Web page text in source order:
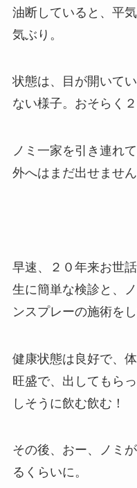
油断していると、平
気ぶり。
状態は、目が開いて
ない様子。おそらく
ノミ一家を引き連れ
外へはまだ出せません
早速、２０年来お世
生に簡単な検診と、
ンスプレーの施術を
健康状態は良好で、
旺盛で、出してもら
しそうに飲む飲む！
その後、おー、ノミ
るくらいに。